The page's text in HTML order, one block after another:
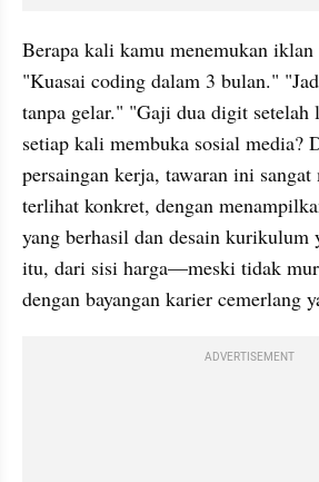
Berapa kali kamu menemukan
"Kuasai coding dalam 3 bulan."
tanpa gelar." "Gaji dua digit setelah
setiap kali membuka sosial media?
persaingan kerja, tawaran ini
terlihat konkret, dengan
yang berhasil dan desain kurikulum
itu, dari sisi harga—meski tidak
dengan bayangan karier cemerlang
ADVERTISEMENT